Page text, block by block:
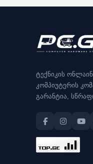
ტექნიკის
კომპიუტერის
გარანტია,